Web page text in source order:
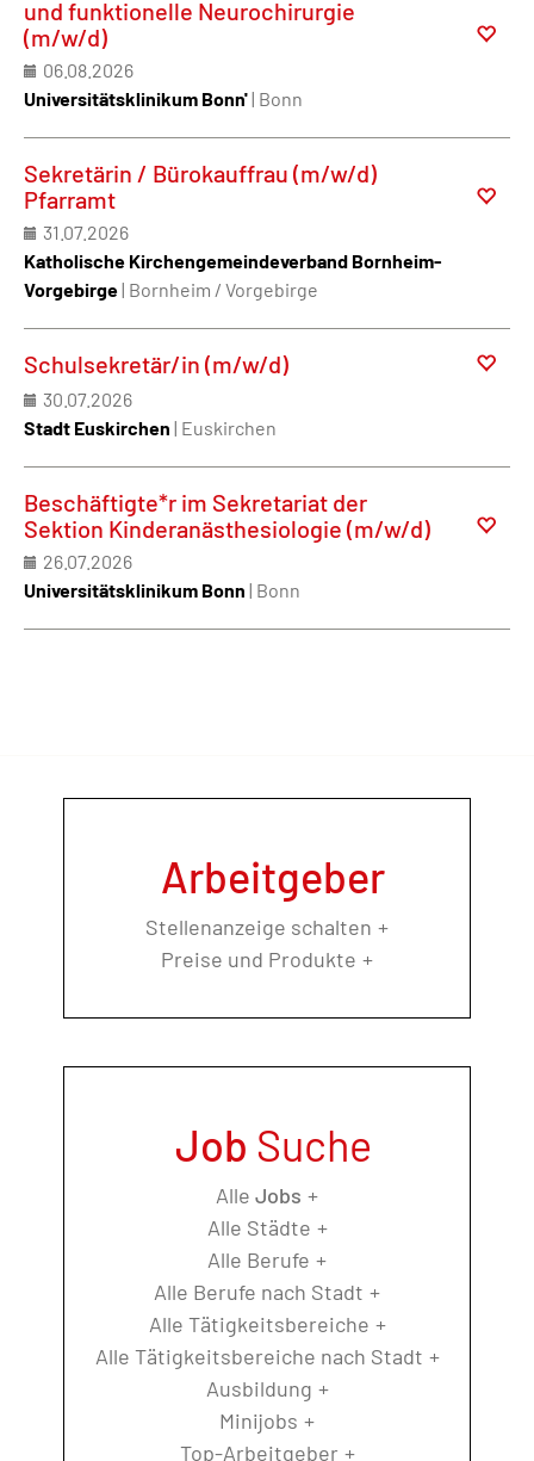
und funktionelle Neurochirurgie
(m/w/d)
06.08.2026
Universitätsklinikum Bonn'| Bonn
Sekretärin / Bürokauffrau (m/w/d)
Pfarramt
31.07.2026
Katholische Kirchengemeindeverband Bornheim-
Vorgebirge| Bornheim / Vorgebirge
Schulsekretär/in (m/w/d)
30.07.2026
Stadt Euskirchen | Euskirchen
Beschäftigte*r im Sekretariat der
Sektion Kinderanästhesiologie (m/w/d)
26.07.2026
Universitätsklinikum Bonn | Bonn
Arbeitgeber
Stellenanzeige schalten
Preise und Produkte
Job Suche
Alle Jobs
Alle Städte
Alle Berufe
Alle Berufe nach Stadt
Alle Tätigkeitsbereiche
Alle Tätigkeitsbereiche nach Stadt
Ausbildung
Minijobs
Top-Arbeitgeber